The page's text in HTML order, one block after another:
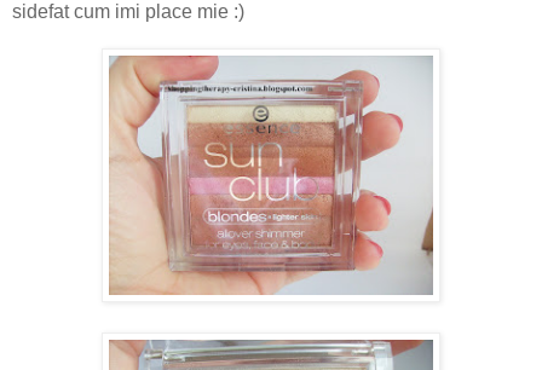
sidefat cum imi place mie :)